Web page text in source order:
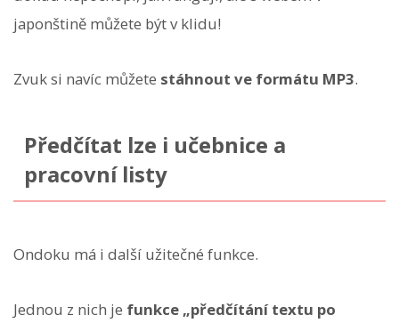
japonštině můžete být v klidu!
Zvuk si navíc můžete stáhnout ve formátu MP3.
Předčítat lze i učebnice a
pracovní listy
Ondoku má i další užitečné funkce.
Jednou z nich je funkce „předčítání textu po